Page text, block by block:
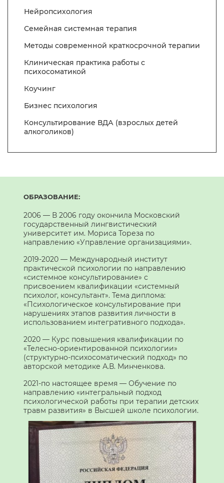
Нейропсихология
Семейная системная терапия
Методы современной краткосрочной терапии
Клиническая практика работы с
психосоматикой
Коучинг
Бизнес психология
Консультирование ВДА (взрослых детей
алкоголиков)
ОБРАЗОВАНИЕ:
2006 — В 2006 году окончила Московский
государственный лингвистический
университет им. Мориса Тореза по
направлению «Управление организациями».
2019-2020 — Международный институт
практической психологии по направлению
«системное консультирование» с
присвоением квалификации «системный
психолог, консультант». Тема диплома:
«Психологическое консультирование при
нарушениях этапов развития личности в
использованием интегративного подхода».
2020 — Курс повышения квалификации по
«Телесно-ориентированной психологии»
(структурно-психосоматический подход» по
авторской методике А.В. Минченкова.
2021-по настоящее время — Обучение по
направлению «интегральный подход
психологической работы при терапии детских
травм развития» в Высшей школе психологии.